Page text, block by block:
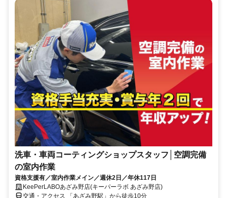
洗車・車両コーティングショップスタッフ│空調完備
の室内作業
資格支援有／室内作業メイン／週休2日／年休117日
KeePerLABOあざみ野店(キーパーラボ あざみ野店)
交通・アクセス 「あざみ野駅」から徒歩10分